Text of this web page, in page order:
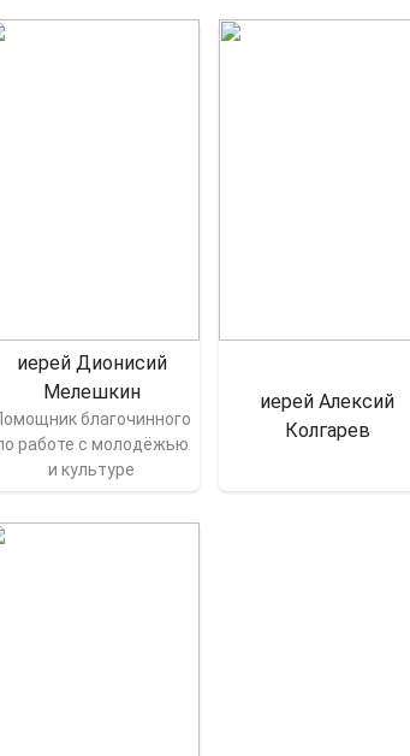
иерей Дионисий
Мелешкин
благочинного
работе с молодёжью
и культуре
иерей Алексий
Колгарев